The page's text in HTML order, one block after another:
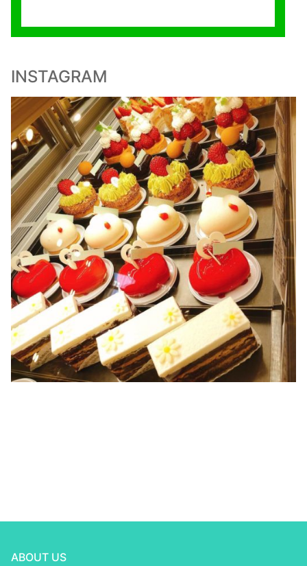
INSTAGRAM
ABOUT US